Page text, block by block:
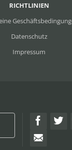
RICHTLINIEN
Datenschutz
Impressum